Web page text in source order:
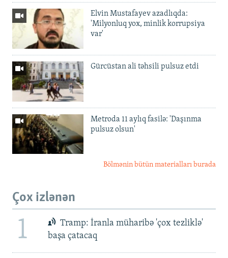
Elvin Mustafayev azadlıqda:
'Milyonluq yox, minlik korrupsiya
var'
Gürcüstan ali təhsili pulsuz etdi
Metroda 11 aylıq fasilə: 'Daşınma
pulsuz olsun'
Bölmənin bütün materialları burada
Çox izlənən
1
Tramp: İranla müharibə 'çox tezliklə'
başa çatacaq